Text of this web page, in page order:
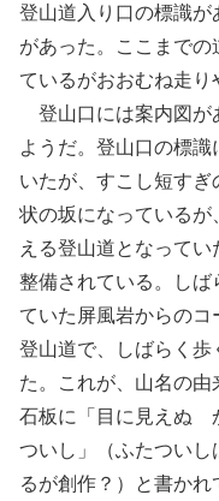
登山道入り口の標識が
があった。ここまでの
ているがおおむね走り
登山口には案内図が
ようだ。登山口の標
いたが、すこし短す
状の坂になっている
える登山道となってい
整備されている。し
ていた屏風岩からの
登山道で、しばらく歩
た。これが、山名の
石板に「目に見えぬ
ついし」（ふたつい
るが創作？）と書か